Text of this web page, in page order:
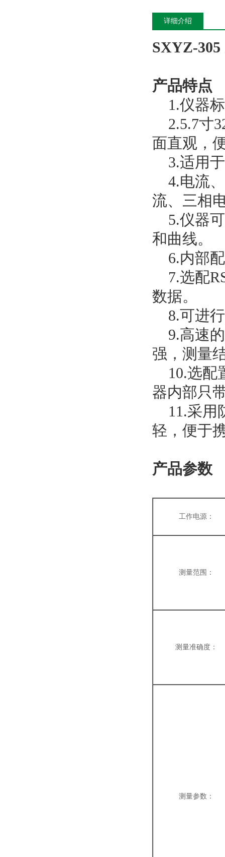
详细介绍
SXYZ-
产品特点
1.仪器标
2.5.7寸
面直观，
3.适用于
4.电流、
流、三相
5.仪器可
和曲线。
6.内部配
7.选配
数据。
8.可进行
9.高速的
强，测量
10.选配
器内部只
11.采用
轻，便于
产品参数
工作电源：
测量范围：
测量准确度：
测量参数：